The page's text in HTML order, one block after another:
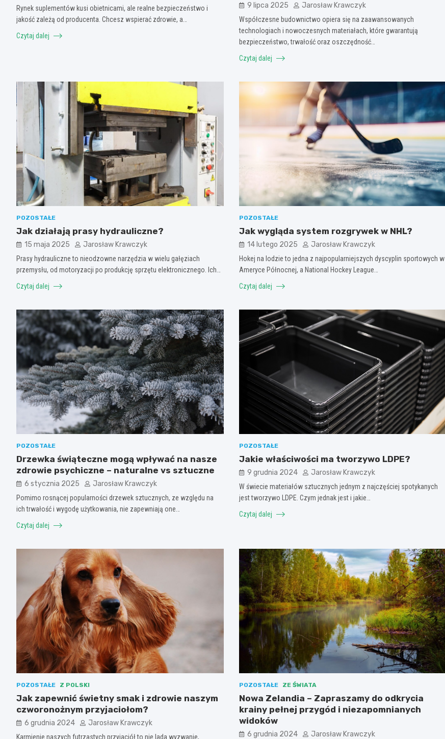
Rynek suplementów kusi obietnicami, ale realne bezpieczeństwo i
jakość zależą od producenta. Chcesz wspierać zdrowie, a…
Czytaj dalej
9 lipca 2025 Jarosław Krawczyk
Współczesne budownictwo opiera się na zaawansowanych
technologiach i nowoczesnych materiałach, które gwarantują
bezpieczeństwo, trwałość oraz oszczędność…
Czytaj dalej
POZOSTAŁE
Jak działają prasy hydrauliczne?
15 maja 2025 Jarosław Krawczyk
Prasy hydrauliczne to nieodzowne narzędzia w wielu gałęziach
przemysłu, od motoryzacji po produkcję sprzętu elektronicznego. Ich…
Czytaj dalej
POZOSTAŁE
Jak wygląda system rozgrywek w NHL?
14 lutego 2025 Jarosław Krawczyk
Hokej na lodzie to jedna z najpopularniejszych dyscyplin sportowych w
Ameryce Północnej, a National Hockey League…
Czytaj dalej
POZOSTAŁE
Drzewka świąteczne mogą wpływać na nasze
zdrowie psychiczne – naturalne vs sztuczne
6 stycznia 2025 Jarosław Krawczyk
Pomimo rosnącej popularności drzewek sztucznych, ze względu na
ich trwałość i wygodę użytkowania, nie zapewniają one…
Czytaj dalej
POZOSTAŁE
Jakie właściwości ma tworzywo LDPE?
9 grudnia 2024 Jarosław Krawczyk
W świecie materiałów sztucznych jednym z najczęściej spotykanych
jest tworzywo LDPE. Czym jednak jest i jakie…
Czytaj dalej
POZOSTAŁE Z POLSKI
Jak zapewnić świetny smak i zdrowie naszym
czworonożnym przyjaciołom?
6 grudnia 2024 Jarosław Krawczyk
Karmienie naszych futrzastych przyjaciół to nie lada wyzwanie,
POZOSTAŁE ZE ŚWIATA
Nowa Zelandia – Zapraszamy do odkrycia
krainy pełnej przygód i niezapomnianych
widoków
6 grudnia 2024 Jarosław Krawczyk